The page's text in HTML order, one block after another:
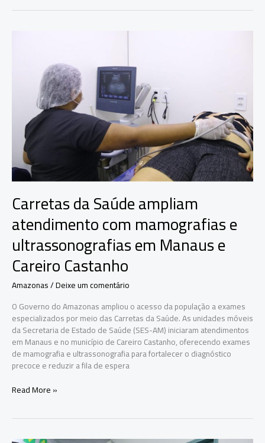
ultrassonografias
Manaus
Careiro
Castanho
Carretas da Saúde ampliam
atendimento com mamografias e
ultrassonografias em Manaus e
Careiro Castanho
Amazonas/Deixe um comentário
O Governo do Amazonas ampliou o acesso da população a exames
especializados por meio das Carretas da Saúde. As unidades móveis
da Secretaria de Estado de Saúde (SES-AM) iniciaram atendimentos
em Manaus e no município de Careiro Castanho, oferecendo exames
de mamografia e ultrassonografia para fortalecer o diagnóstico
precoce e reduzir a fila de espera
Carretas
atendimento
Read More »